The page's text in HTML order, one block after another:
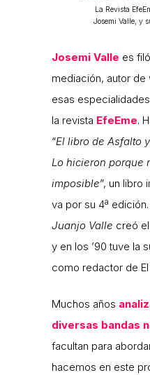
La Revista
Josemi Valle, y
Josemi Valle es
mediación, autor
esas
la revista EfeEme.
“El libro de Asfalto
Lo hicieron porque
imposible”, un libro
va por su 4ª
Juanjo Valle creó
y en los ’90 tuve la
como redactor de El
Muchos años
diversas bandas
facultan para
hacemos en este